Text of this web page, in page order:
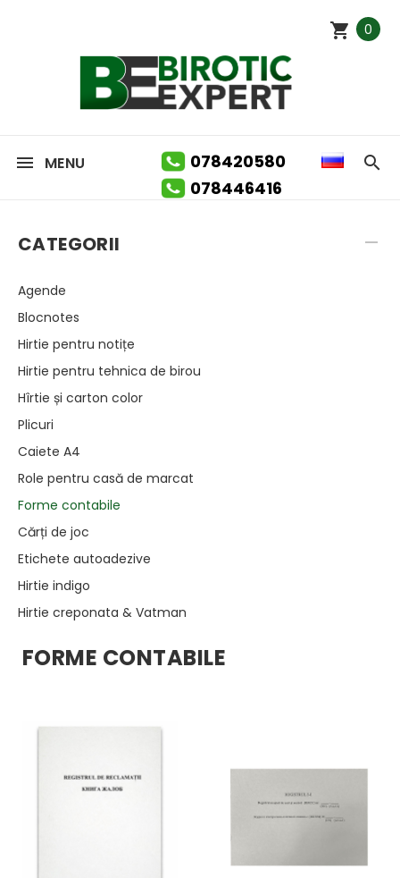
0
MENU
078420580
078446416
CATEGORII
Agende
Blocnotes
Hirtie pentru notițe
Hirtie pentru tehnica de birou
Hîrtie și carton color
Plicuri
Caiete A4
Role pentru casă de marcat
Forme contabile
Cărți de joc
Etichete autoadezive
Hirtie indigo
Hirtie creponata & Vatman
FORME CONTABILE